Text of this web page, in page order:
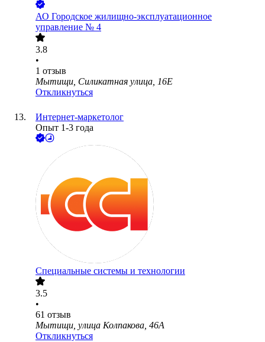
АО Городское жилищно-эксплуатационное
управление № 4
3.8
•
1 отзыв
Мытищи, Силикатная улица, 16Е
Откликнуться
Интернет-маркетолог
Опыт 1-3 года
Специальные системы и технологии
3.5
•
61 отзыв
Мытищи, улица Колпакова, 46А
Откликнуться